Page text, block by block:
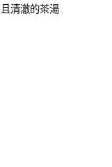
清澈的茶湯